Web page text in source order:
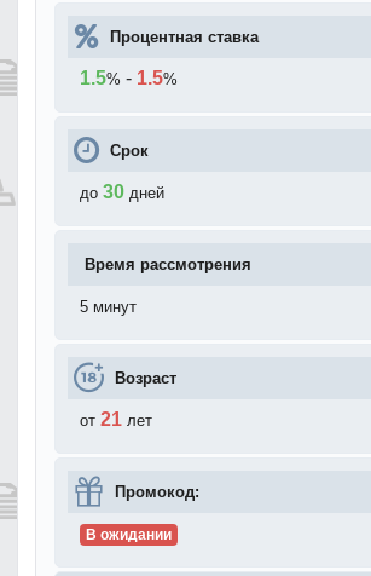
Процентная ставка
1.5% - 1.5%
Срок
до 30 дней
Время рассмотрения
5 минут
Возраст
от 21 лет
Промокод:
В ожидании